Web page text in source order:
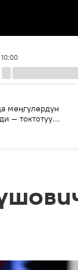
10:00
мөңгүлөрдүн
— токтотуу